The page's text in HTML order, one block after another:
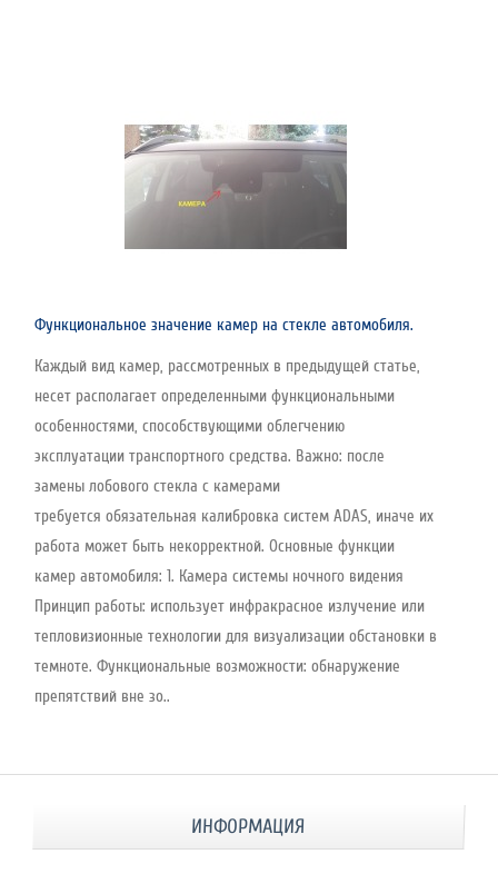
Функциональное значение камер на стекле автомобиля.
Каждый вид камер, рассмотренных в предыдущей статье,
несет располагает определенными функциональными
особенностями, способствующими облегчению
эксплуатации транспортного средства. Важно: после
замены лобового стекла с камерами
требуется обязательная калибровка систем ADAS, иначе их
работа может быть некорректной. Основные функции
камер автомобиля: 1. Камера системы ночного видения
Принцип работы: использует инфракрасное излучение или
тепловизионные технологии для визуализации обстановки в
темноте. Функциональные возможности: обнаружение
препятствий вне зо..
ИНФОРМАЦИЯ